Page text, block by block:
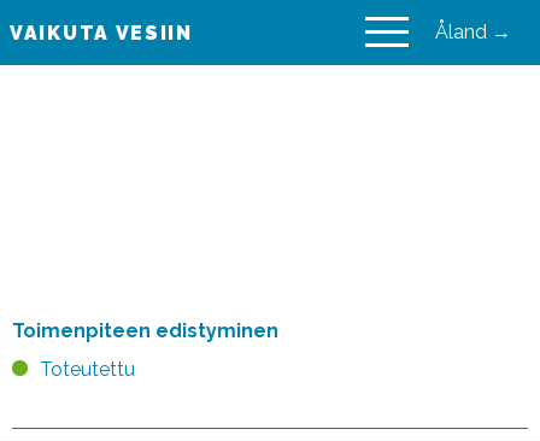
VAIKUTA VESIIN VAIKUTA VESIIN Åland →
Toimenpiteen edistyminen
Toteutettu